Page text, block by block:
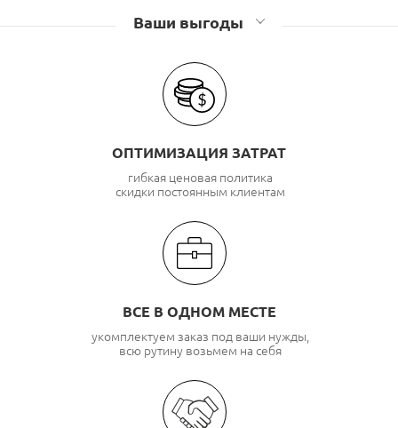
Аксессуары для шкафов и стоек Связьстройдеталь
Ваши выгоды
ОПТИМИЗАЦИЯ ЗАТРАТ
гибкая ценовая политика
скидки постоянным клиентам
ВСЕ В ОДНОМ МЕСТЕ
укомплектуем заказ под ваши нужды,
всю рутину возьмем на себя